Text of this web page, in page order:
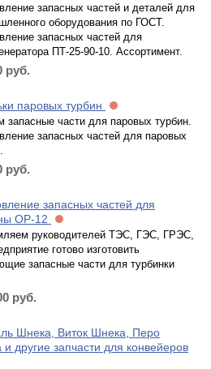
запасных частей и деталей для
оборудования по ГОСТ.
запасных частей для
ПТ-25-90-10. Ассортимент.
руб.
паровых турбин
запасные части для паровых турбин.
запасных частей для паровых
руб.
запасных частей для
ОР-12
руководителей ТЭС, ГЭС, ГРЭС,
готово изготовить
запасные части для турбинки
руб.
Шнека, Виток Шнека, Перо
другие запчасти для конвейеров